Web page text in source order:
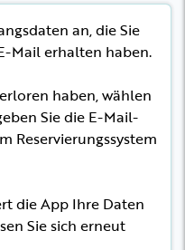
an, die Sie
Mail erhalten haben.
haben, wählen
Sie die E-Mail-
Reservierungssystem
die App Ihre Daten
Sie sich erneut